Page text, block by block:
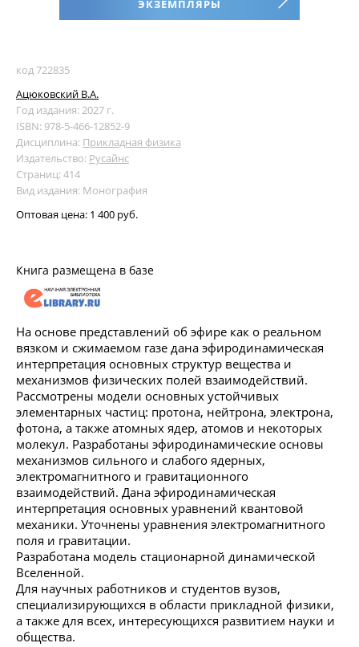
ЭКЗЕМПЛЯРЫ
код 722835
Ацюковский В.А.
Год издания: 2027 г.
ISBN: 978-5-466-12852-9
Дисциплина: Прикладная физика
Издательство: Русайнс
Страниц: 414
Вид издания: Монография
Оптовая цена: 1 400 руб.
Книга размещена в базе
На основе представлений об эфире как о реальном
вязком и сжимаемом газе дана эфиродинамическая
интерпретация основных структур вещества и
механизмов физических полей взаимодействий.
Рассмотрены модели основных устойчивых
элементарных частиц: протона, нейтрона, электрона,
фотона, а также атомных ядер, атомов и некоторых
молекул. Разработаны эфиродинамические основы
механизмов сильного и слабого ядерных,
электромагнитного и гравитационного
взаимодействий. Дана эфиродинамическая
интерпретация основных уравнений квантовой
механики. Уточнены уравнения электромагнитного
поля и гравитации.
Разработана модель стационарной динамической
Вселенной.
Для научных работников и студентов вузов,
специализирующихся в области прикладной физики,
а также для всех, интересующихся развитием науки и
общества.